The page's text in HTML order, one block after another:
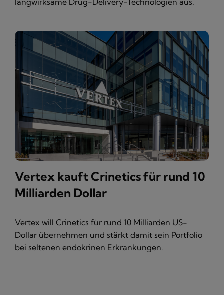
Vertex kauft Crinetics für rund 10
Milliarden Dollar
Vertex will Crinetics für rund 10 Milliarden US-
Dollar übernehmen und stärkt damit sein Portfolio
bei seltenen endokrinen Erkrankungen.